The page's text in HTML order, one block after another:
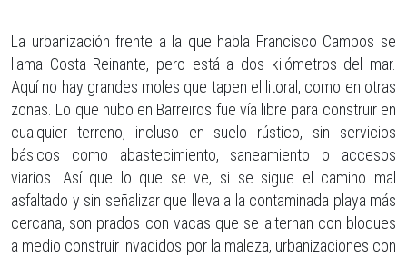
La urbanización frente a la que habla Francisco Campos se
llama Costa Reinante, pero está a dos kilómetros del mar.
Aquí no hay grandes moles que tapen el litoral, como en otras
zonas. Lo que hubo en Barreiros fue vía libre para construir en
cualquier terreno, incluso en suelo rústico, sin servicios
básicos como abastecimiento, saneamiento o accesos
viarios. Así que lo que se ve, si se sigue el camino mal
asfaltado y sin señalizar que lleva a la contaminada playa más
cercana, son prados con vacas que se alternan con bloques
a medio construir invadidos por la maleza, urbanizaciones con